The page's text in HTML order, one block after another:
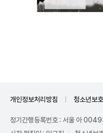
개인정보처리방침 청소년보
정기간행등록번호 : 서울 아